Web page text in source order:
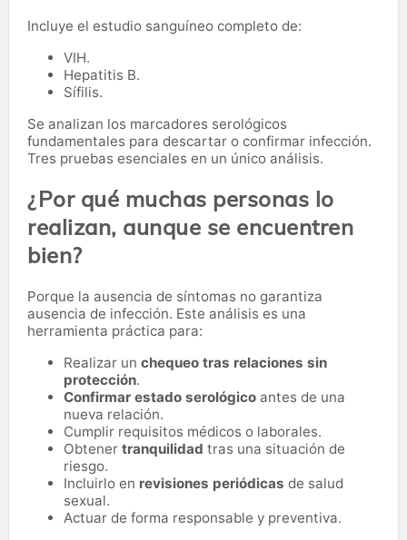
Incluye el estudio sanguíneo completo de:
VIH.
Hepatitis B.
Sífilis.
Se analizan los marcadores serológicos
fundamentales para descartar o confirmar infección.
Tres pruebas esenciales en un único análisis.
¿Por qué muchas personas lo
realizan, aunque se encuentren
bien?
Porque la ausencia de síntomas no garantiza
ausencia de infección. Este análisis es una
herramienta práctica para:
Realizar un chequeo tras relaciones sin
protección.
Confirmar estado serológico antes de una
nueva relación.
Cumplir requisitos médicos o laborales.
Obtener tranquilidad tras una situación de
riesgo.
Incluirlo en revisiones periódicas de salud
sexual.
Actuar de forma responsable y preventiva.